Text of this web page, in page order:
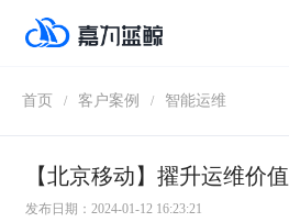
首页 / 客户案例 / 智能运维
发布日期：2024-01-12 16:23:21